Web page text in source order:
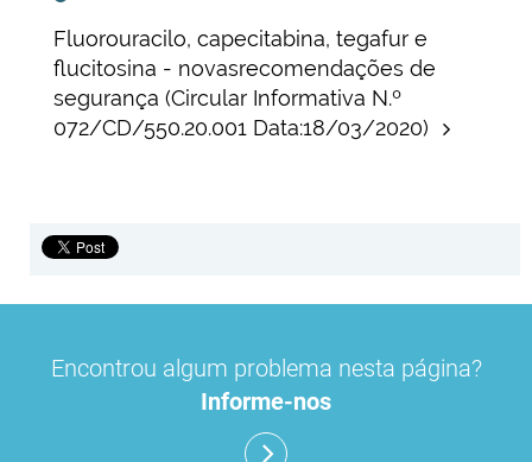
Fluorouracilo, capecitabina, tegafur e
flucitosina - novasrecomendações de
segurança (Circular Informativa N.º
072/CD/550.20.001 Data:18/03/2020)
Encontrou algum problema nesta página?
Informe-nos